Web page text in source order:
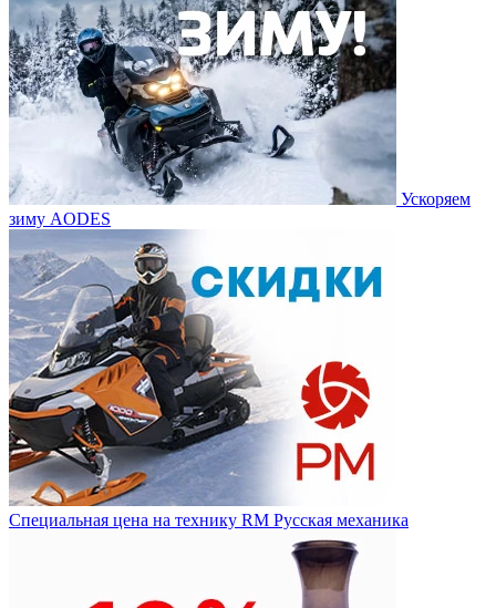
Ускоряем
зиму AODES
Специальная цена на технику RM Русская механика